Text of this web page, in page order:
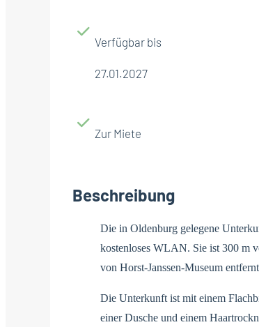
Verfügbar bis
27.01.2027
Zur Miete
Beschreibung
Die in Oldenburg gelegene
kostenloses WLAN. Sie ist 300 m
von Horst-Janssen-Museum
Die Unterkunft ist mit einem
einer Dusche und einem